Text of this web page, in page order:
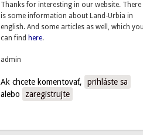
Thanks for interesting in our website. There
is some information about Land-Urbia in
english. And some articles as well, which
can find here.
admin
Ak chcete komentovať,
prihláste sa
alebo
zaregistrujte